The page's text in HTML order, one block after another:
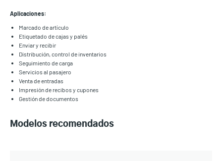
Aplicaciones:
Marcado de artículo
Etiquetado de cajas y palés
Enviar y recibir
Distribución, control de inventarios
Seguimiento de carga
Servicios al pasajero
Venta de entradas
Impresión de recibos y cupones
Gestión de documentos
Modelos recomendados